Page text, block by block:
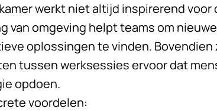
werkt niet altijd inspirerend
van omgeving helpt teams om
oplossingen te vinden. Bovendien
tussen werksessies ervoor dat
opdoen.
voordelen: